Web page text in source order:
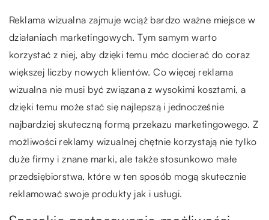
Reklama wizualna zajmuje wciąż bardzo ważne miejsce w
działaniach marketingowych. Tym samym warto
korzystać z niej, aby dzięki temu móc docierać do coraz
większej liczby nowych klientów. Co więcej reklama
wizualna nie musi być związana z wysokimi kosztami, a
dzięki temu może stać się najlepszą i jednocześnie
najbardziej skuteczną formą przekazu marketingowego. Z
możliwości reklamy wizualnej chętnie korzystają nie tylko
duże firmy i znane marki, ale także stosunkowo małe
przedsiębiorstwa, które w ten sposób mogą skutecznie
reklamować swoje produkty jak i usługi.